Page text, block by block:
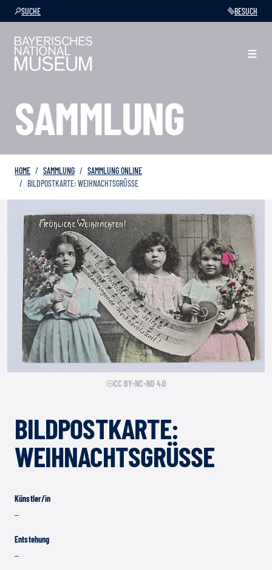
SUCHE BESUCH
SAMMLUNG
HOME SAMMLUNG
SAMMLUNG ONLINE
BILDPOSTKARTE: WEIHNACHTSGRÜSSE
CC BY-NC-ND 4.0
BILDPOSTKARTE:
WEIHNACHTSGRÜSSE
Künstler/in
–
Entstehung
–